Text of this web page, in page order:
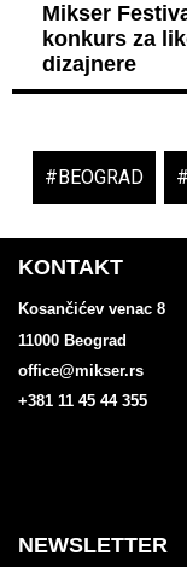
Mikser
konkurs za
dizajnere
#BEOGRAD
KONTAKT
Kosančićev venac 8
11000 Beograd
office@mikser.rs
+381 11 45 44 355
NEWSLETTER